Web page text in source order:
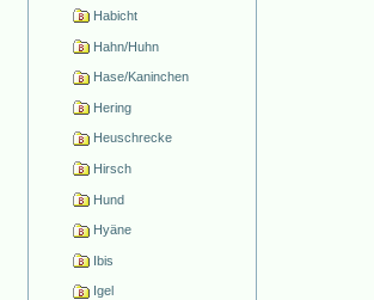
Habicht
Hahn/Huhn
Hase/Kaninchen
Hering
Heuschrecke
Hirsch
Hund
Hyäne
Ibis
Igel